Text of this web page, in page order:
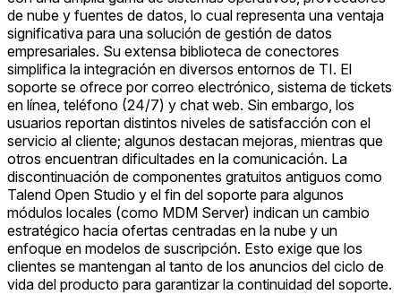
de nube y fuentes de datos, lo cual representa una ventaja
significativa para una solución de gestión de datos
empresariales. Su extensa biblioteca de conectores
simplifica la integración en diversos entornos de TI. El
soporte se ofrece por correo electrónico, sistema de tickets
en línea, teléfono (24/7) y chat web. Sin embargo, los
usuarios reportan distintos niveles de satisfacción con el
servicio al cliente; algunos destacan mejoras, mientras que
otros encuentran dificultades en la comunicación. La
discontinuación de componentes gratuitos antiguos como
Talend Open Studio y el fin del soporte para algunos
módulos locales (como MDM Server) indican un cambio
estratégico hacia ofertas centradas en la nube y un
enfoque en modelos de suscripción. Esto exige que los
clientes se mantengan al tanto de los anuncios del ciclo de
vida del producto para garantizar la continuidad del soporte.